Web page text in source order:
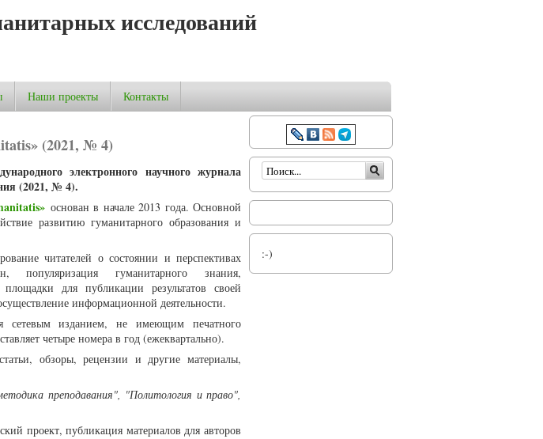
исследований
Наши проекты Контакты
(2021, № 4)
электронного научного журнала
(2021, № 4).
основан в начале 2013 года. Основной
развитию гуманитарного образования и
читателей о состоянии и перспективах
популяризация гуманитарного знания,
для публикации результатов своей
информационной деятельности.
сетевым изданием, не имеющим печатного
четыре номера в год (ежеквартально).
обзоры, рецензии и другие материалы,
преподавания", "Политология и право",
проект, публикация материалов для авторов
Форма поиска
:-)